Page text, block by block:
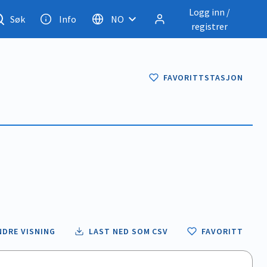
Søk Info NO
Logg inn /
registrer
FAVORITTSTASJON
VISNING LAST NED SOM CSV FAVORITT